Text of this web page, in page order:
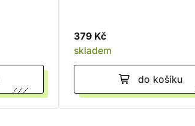
379 Kč
skladem
do košíku